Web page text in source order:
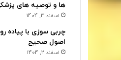
ها و توصیه های
اسفند 3, 1404
چربی سوزی با پیاده
اصول صحیح
اسفند 2, 1404